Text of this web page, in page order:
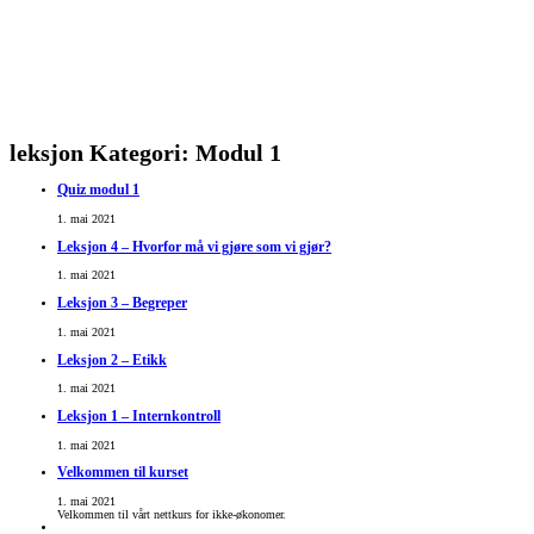
leksjon Kategori: Modul 1
Quiz modul 1
1. mai 2021
Leksjon 4 – Hvorfor må vi gjøre som vi gjør?
1. mai 2021
Leksjon 3 – Begreper
1. mai 2021
Leksjon 2 – Etikk
1. mai 2021
Leksjon 1 – Internkontroll
1. mai 2021
Velkommen til kurset
1. mai 2021
Velkommen til vårt nettkurs for ikke-økonomer.